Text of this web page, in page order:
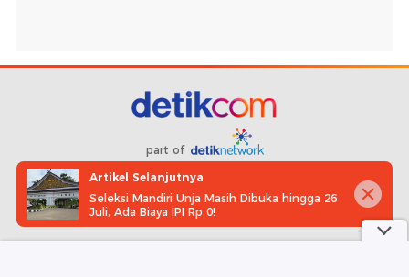
part of
Redaksi Pedoman Media Siber Karir
Kotak Pos
Info Iklan
Privacy Policy
Artikel Selanjutnya
Seleksi Mandiri Unja Masih Dibuka hingga 26
Juli, Ada Biaya IPI Rp 0!